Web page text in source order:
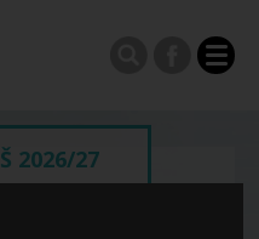
2026/27